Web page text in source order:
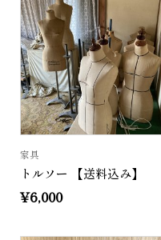
家具
トルソー 【送料込み】
¥6,000